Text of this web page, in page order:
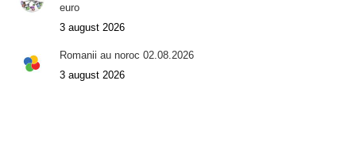
euro
3 august 2026
Romanii au noroc 02.08.2026
3 august 2026